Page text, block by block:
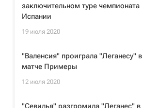
заключительном туре чемпионата
Испании
19 июля 2020
"Валенсия" проиграла "Леганесу" в
матче Примеры
12 июля 2020
"Севилья" разгромила "Леганес" в